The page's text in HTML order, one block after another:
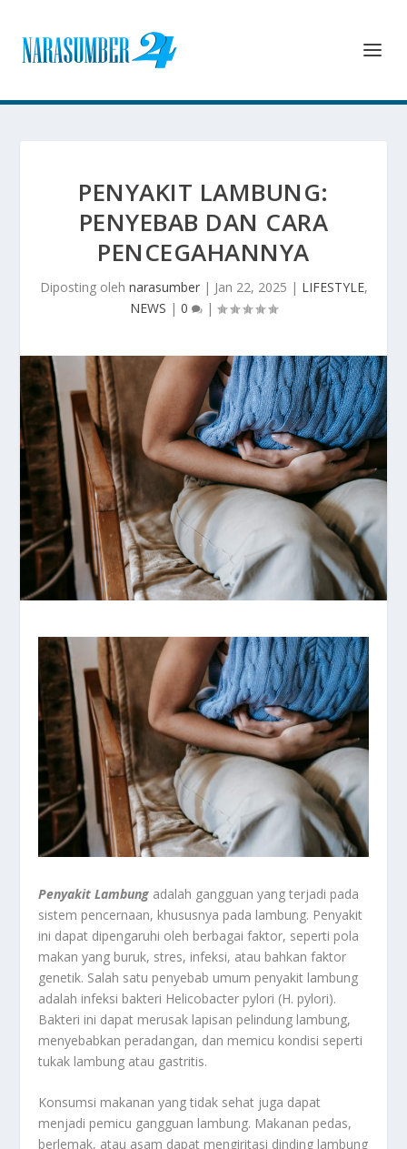
PENYAKIT LAMBUNG:
PENYEBAB DAN CARA
PENCEGAHANNYA
Diposting oleh narasumber| Jan 22, 2025 | LIFESTYLE,
NEWS | 0 |
Penyakit Lambung adalah gangguan yang terjadi pada
sistem pencernaan, khususnya pada lambung. Penyakit
ini dapat dipengaruhi oleh berbagai faktor, seperti pola
makan yang buruk, stres, infeksi, atau bahkan faktor
genetik. Salah satu penyebab umum penyakit lambung
adalah infeksi bakteri Helicobacter pylori (H. pylori).
Bakteri ini dapat merusak lapisan pelindung lambung,
menyebabkan peradangan, dan memicu kondisi seperti
tukak lambung atau gastritis.
Konsumsi makanan yang tidak sehat juga dapat
menjadi pemicu gangguan lambung. Makanan pedas,
berlemak, atau asam dapat mengiritasi dinding lambung